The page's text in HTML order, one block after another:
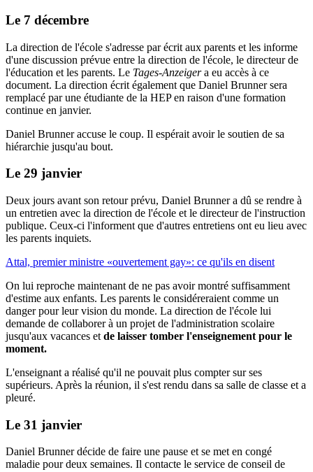
Le 7 décembre
La direction de l'école s'adresse par écrit aux parents et les informe
d'une discussion prévue entre la direction de l'école, le directeur de
l'éducation et les parents. Le Tages-Anzeigera eu accès à ce
document. La direction écrit également que Daniel Brunner sera
remplacé par une étudiante de la HEP en raison d'une formation
continue en janvier.
Daniel Brunner accuse le coup. Il espérait avoir le soutien de sa
hiérarchie jusqu'au bout.
Le 29 janvier
Deux jours avant son retour prévu, Daniel Brunner a dû se rendre à
un entretien avec la direction de l'école et le directeur de l'instruction
publique. Ceux-ci l'informent que d'autres entretiens ont eu lieu avec
les parents inquiets.
Attal, premier ministre «ouvertement gay»: ce qu'ils en disent
On lui reproche maintenant de ne pas avoir montré suffisamment
d'estime aux enfants. Les parents le considéreraient comme un
danger pour leur vision du monde. La direction de l'école lui
demande de collaborer à un projet de l'administration scolaire
jusqu'aux vacances et de laisser tomber l'enseignement pour le
moment.
L'enseignant a réalisé qu'il ne pouvait plus compter sur ses
supérieurs. Après la réunion, il s'est rendu dans sa salle de classe et a
pleuré.
Le 31 janvier
Daniel Brunner décide de faire une pause et se met en congé
maladie pour deux semaines. Il contacte le service de conseil de